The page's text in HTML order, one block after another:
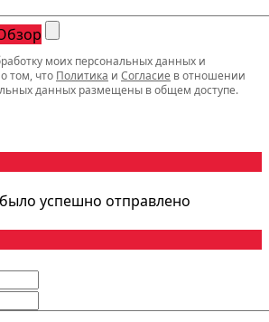
моих персональных данных и
том, что Политика и Согласие в отношении
данных размещены в общем доступе.
успешно отправлено